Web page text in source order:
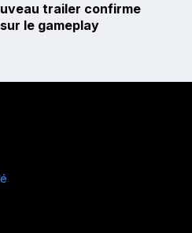
trailer confirme
le gameplay